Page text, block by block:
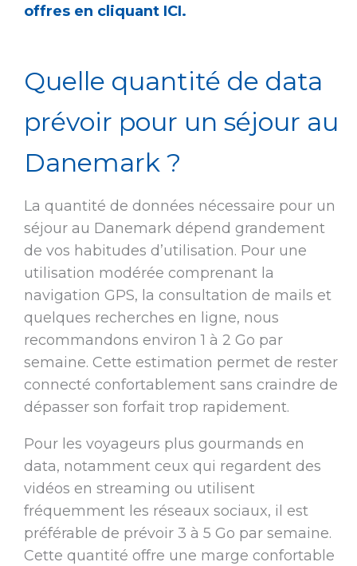
offres en cliquant ICI.
Quelle quantité de data
prévoir pour un séjour au
Danemark ?
La quantité de données nécessaire pour un
séjour au Danemark dépend grandement
de vos habitudes d’utilisation. Pour une
utilisation modérée comprenant la
navigation GPS, la consultation de mails et
quelques recherches en ligne, nous
recommandons environ 1 à 2 Go par
semaine. Cette estimation permet de rester
connecté confortablement sans craindre de
dépasser son forfait trop rapidement.
Pour les voyageurs plus gourmands en
data, notamment ceux qui regardent des
vidéos en streaming ou utilisent
fréquemment les réseaux sociaux, il est
préférable de prévoir 3 à 5 Go par semaine.
Cette quantité offre une marge confortable